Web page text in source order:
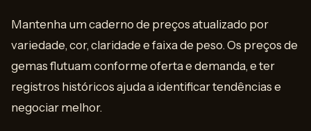
Mantenha um caderno de preços atualizado por
variedade, cor, claridade e faixa de peso. Os preços de
gemas flutuam conforme oferta e demanda, e ter
registros históricos ajuda a identificar tendências e
negociar melhor.